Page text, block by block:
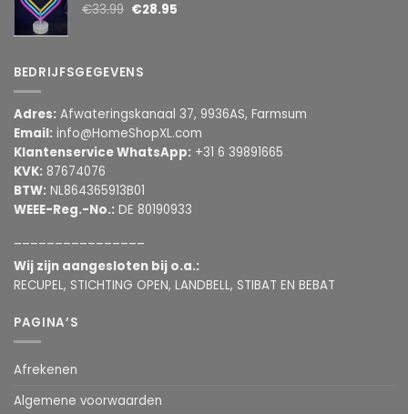
€33.99 €28.95
BEDRIJFSGEGEVENS
Adres: Afwateringskanaal 37, 9936AS, Farmsum
Email: info@HomeShopXL.com
Klantenservice WhatsApp: +31 6 39891665
KVK: 87674076
BTW: NL864365913B01
WEEE-Reg.-No.: DE 80190933
Wij zijn aangesloten bij o.a.:
RECUPEL, STICHTING OPEN, LANDBELL, STIBAT EN BEBAT
PAGINA’S
Afrekenen
Algemene voorwaarden